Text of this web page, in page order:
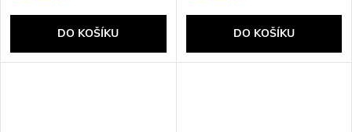
DO KOŠÍKU DO KOŠÍKU